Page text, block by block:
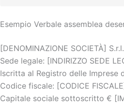
Esempio Verbale assemblea
[DENOMINAZIONE SOCIETÀ] S.r.l.
Sede legale: [INDIRIZZO SEDE
Iscritta al Registro delle Imprese
Codice fiscale: [CODICE
Capitale sociale sottoscritto €